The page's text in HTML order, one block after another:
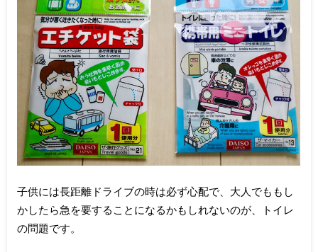
子供には長距離ドライブの時は必ず心配で、大人でももし
かしたら急を要することになるかもしれないのが、トイレ
の問題です。